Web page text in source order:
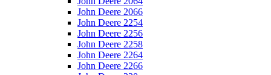
John Deere 2066
John Deere 2254
John Deere 2256
John Deere 2258
John Deere 2264
John Deere 2266